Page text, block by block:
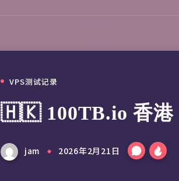
VPS测试记录
🇭🇰 100TB.io 香港
jam 2026年2月21日